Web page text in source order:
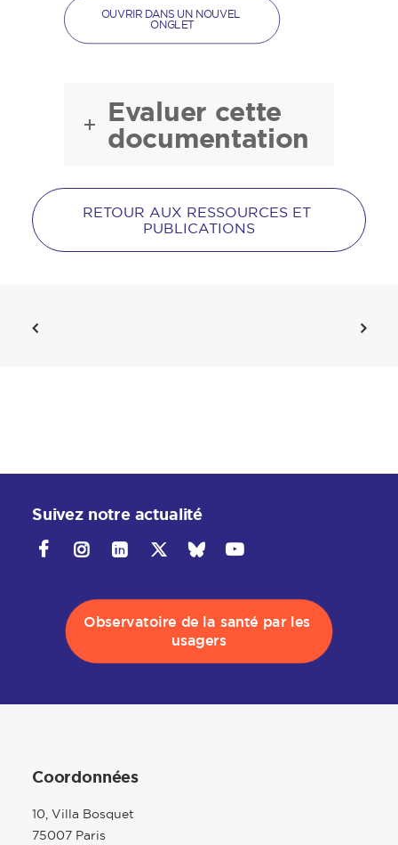
OUVRIR DANS UN NOUVEL
ONGLET
Evaluer cette
documentation
RETOUR AUX RESSOURCES ET
PUBLICATIONS
Suivez notre actualité
Observatoire de la santé par les
usagers
Coordonnées
10, Villa Bosquet
75007 Paris